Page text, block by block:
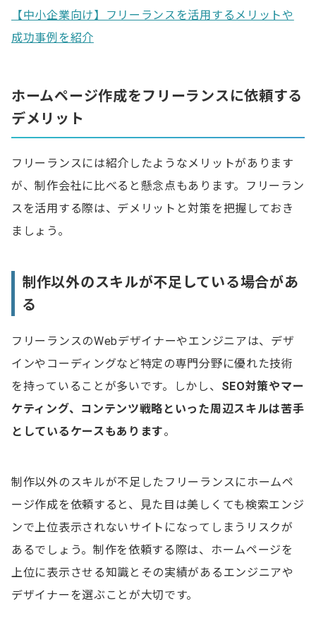
【中小企業向け】フリーランスを活用するメリットや
成功事例を紹介
ホームページ作成をフリーランスに依頼する
デメリット
フリーランスには紹介したようなメリットがあります
が、制作会社に比べると懸念点もあります。フリーラン
スを活用する際は、デメリットと対策を把握しておき
ましょう。
制作以外のスキルが不足している場合があ
る
フリーランスのWebデザイナーやエンジニアは、デザ
インやコーディングなど特定の専門分野に優れた技術
を持っていることが多いです。しかし、 SEO対策やマー
ケティング、コンテンツ戦略といった周辺スキルは苦手
としているケースもあります。
制作以外のスキルが不足したフリーランスにホームペ
ージ作成を依頼すると、見た目は美しくても検索エンジ
ンで上位表示されないサイトになってしまうリスクが
あるでしょう。制作を依頼する際は、ホームページを
上位に表示させる知識とその実績があるエンジニアや
デザイナーを選ぶことが大切です。